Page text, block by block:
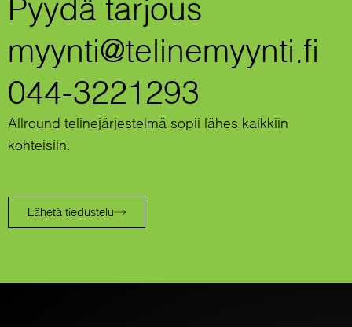
Pyydä tarjous
myynti@telinemyynti.fi
044-3221293
Allround telinejärjestelmä sopii lähes kaikkiin
kohteisiin.
Lähetä tiedustelu